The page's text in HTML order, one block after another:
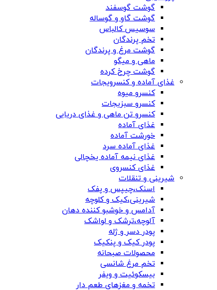
گوشت گوسفند
گوشت گاو و گوساله
سوسیس کالباس
تخم پرندگان
گوشت مرغ و پرندگان
ماهی و میگو
گوشت چرخ کرده
غذای آماده و کنسرویجات
کنسرو میوه
کنسرو سبزیجات
کنسرو تن ماهی و غذای دریایی
غذای آماده
خورشت آماده
غذای آماده سرد
غذای نیمه آماده یخچالی
غذای کنسروی
شیرینی و تنقلات
اسنک،چیپس و پفک
شیرینی،کیک و کلوچه
آدامس و خوشبو کننده دهان
آلوچه،ترشک و لواشک
پودر دسر و ژله
پودر کیک و پنکیک
محصولات صبحانه
تخم مرغ شانسی
بیسکوئیت و ویفر
تخمه و مغزهای طعم دار